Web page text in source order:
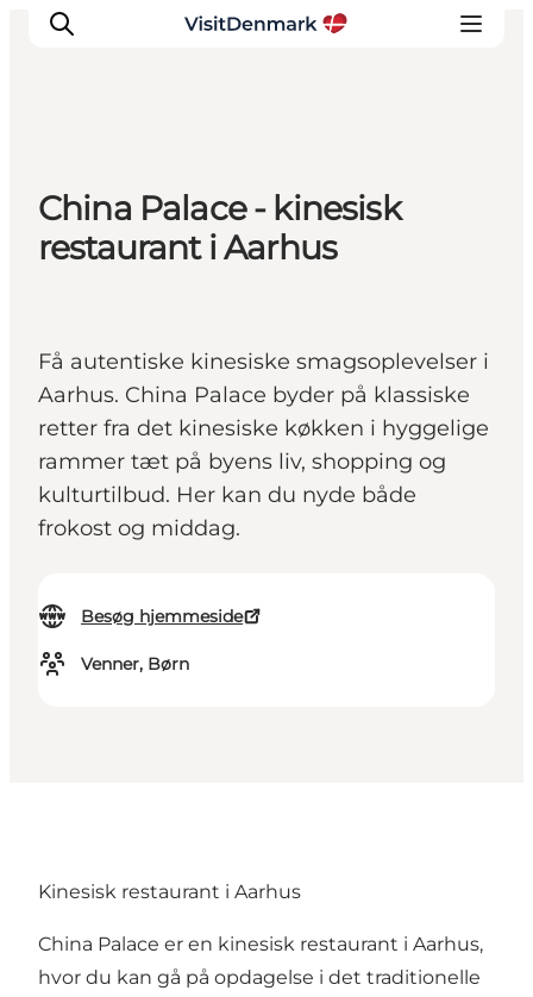
Inspiration
Destinationer
Oplevelser
China Palace - kinesisk
restaurant i Aarhus
Få autentiske kinesiske smagsoplevelser i
Aarhus. China Palace byder på klassiske
retter fra det kinesiske køkken i hyggelige
rammer tæt på byens liv, shopping og
kulturtilbud. Her kan du nyde både
frokost og middag.
Besøg hjemmeside
Venner, Børn
Kinesisk restaurant i Aarhus
China Palace er en kinesisk restaurant i Aarhus,
hvor du kan gå på opdagelse i det traditionelle